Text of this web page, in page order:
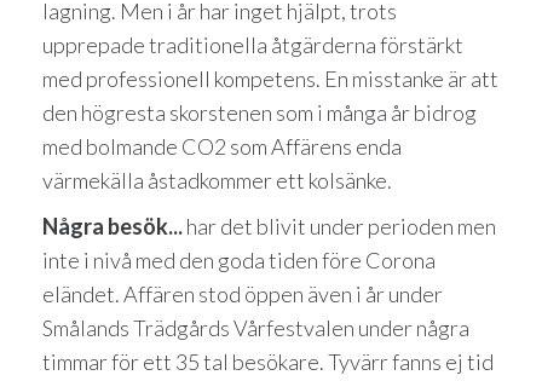
lagning. Men i år har inget hjälpt, trots
upprepade traditionella åtgärderna förstärkt
med professionell kompetens. En misstanke är att
den högresta skorstenen som i många år bidrog
med bolmande CO2 som Affärens enda
värmekälla åstadkommer ett kolsänke.
Några besök...har det blivit under perioden men
inte i nivå med den goda tiden före Corona
eländet. Affären stod öppen även i år under
Smålands Trädgårds Vårfestvalen under några
timmar för ett 35 tal besökare. Tyvärr fanns ej tid